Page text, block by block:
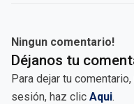
Ningun comentario!
Déjanos tu
Para dejar tu
sesión, haz clic Aqui.